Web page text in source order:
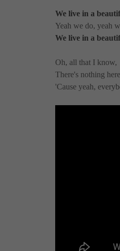
We live in a
Yeah we do, yeah
We live in a
Oh, all that I know,
There's nothing
'Cause yeah,